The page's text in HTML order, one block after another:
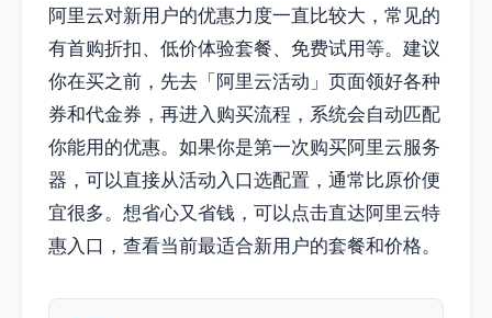
阿里云对新用户的优惠力度一直比较大，常见的
有首购折扣、低价体验套餐、免费试用等。建议
你在买之前，先去「阿里云活动」页面领好各种
券和代金券，再进入购买流程，系统会自动匹配
你能用的优惠。如果你是第一次购买阿里云服务
器，可以直接从活动入口选配置，通常比原价便
宜很多。想省心又省钱，可以点击直达阿里云特
惠入口，查看当前最适合新用户的套餐和价格。